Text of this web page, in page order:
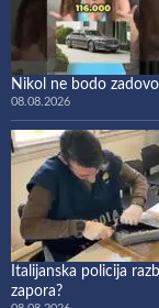
Nikol ne bodo
08.08.2026
Italijanska policija
zapora?